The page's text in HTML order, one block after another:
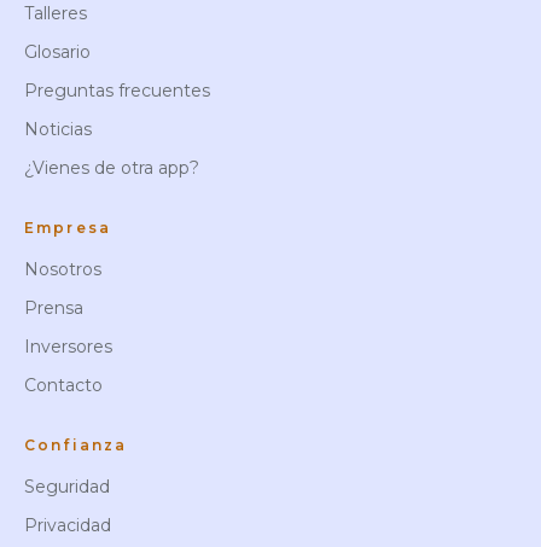
Talleres
Glosario
Preguntas frecuentes
Noticias
¿Vienes de otra app?
Empresa
Nosotros
Prensa
Inversores
Contacto
Confianza
Seguridad
Privacidad